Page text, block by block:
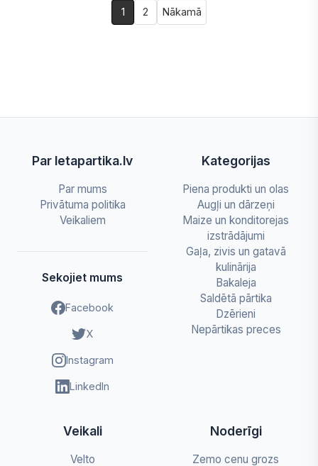
1 2 Nākamā
Par letapartika.lv
Par mums
Privātuma politika
Veikaliem
Sekojiet mums
Facebook
X
Instagram
LinkedIn
Kategorijas
Piena produkti un olas
Augļi un dārzeņi
Maize un konditorejas
izstrādājumi
Gaļa, zivis un gatavā
kulinārija
Bakaleja
Saldētā pārtika
Dzērieni
Nepārtikas preces
Veikali
Velto
Noderīgi
Zemo cenu grozs